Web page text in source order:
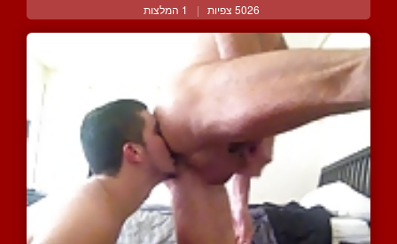
5026 צפיות | 1 המלצות